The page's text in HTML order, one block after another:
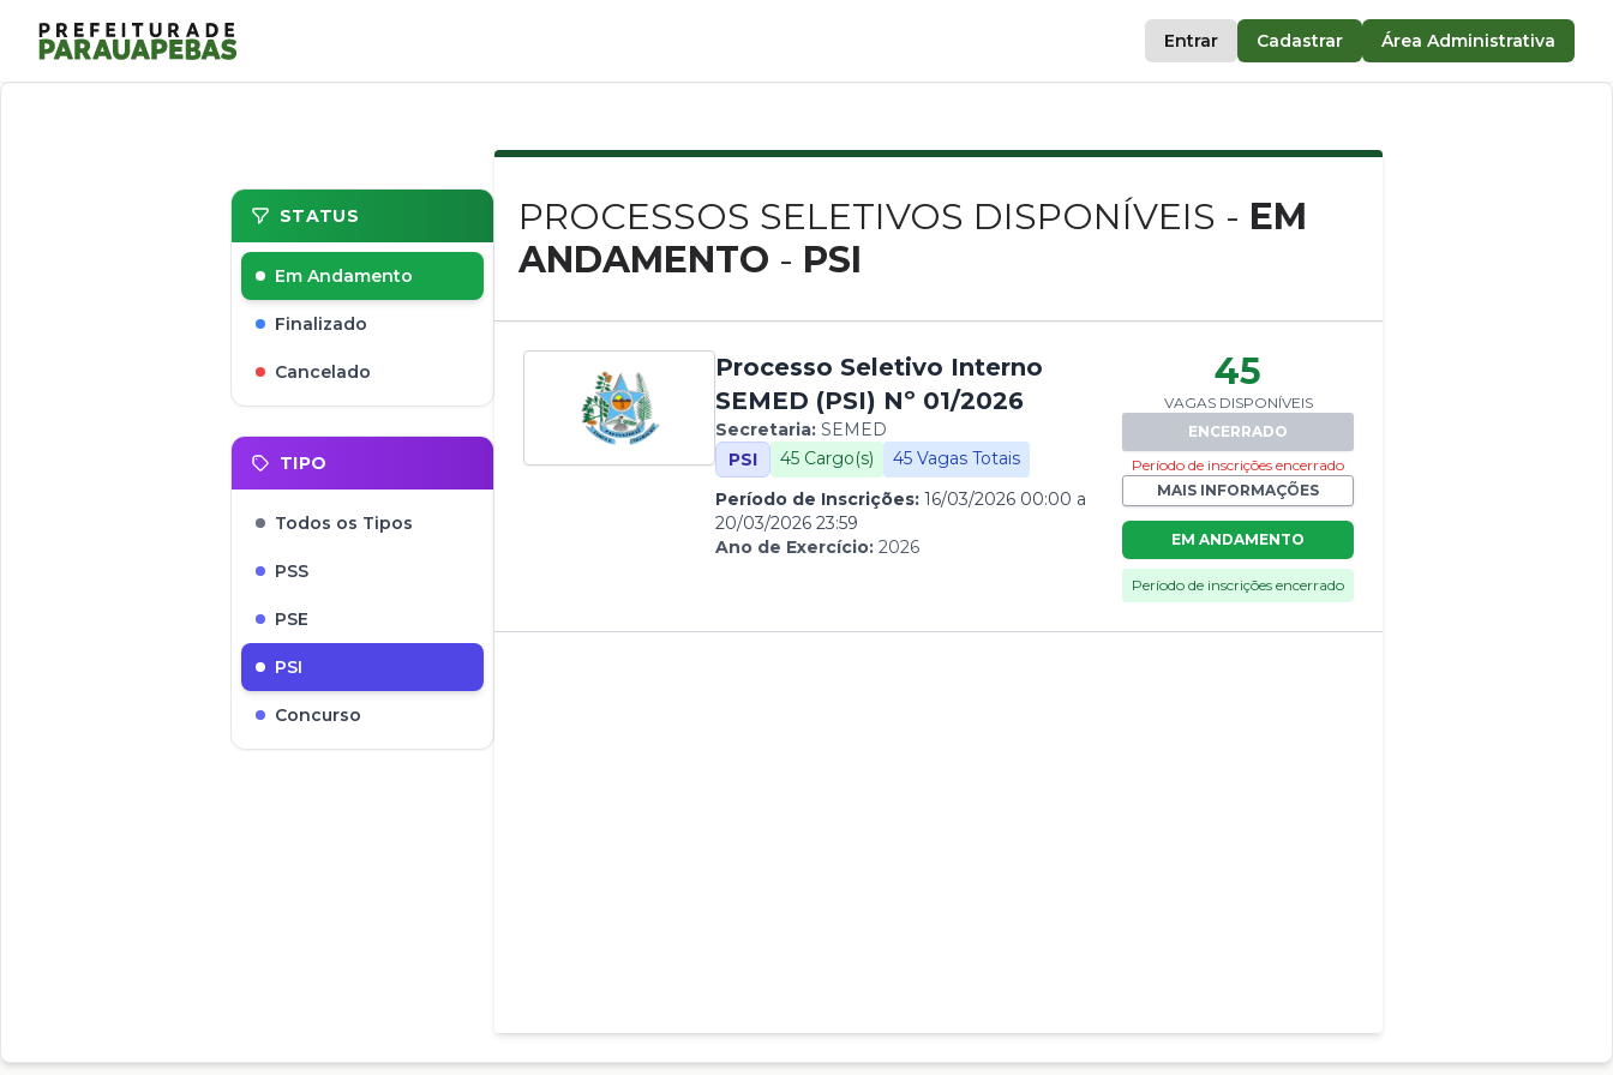
Entrar Cadastrar Área Administrativa
STATUS
Em Andamento
Finalizado
Cancelado
TIPO
Todos os Tipos
PSS
PSE
PSI
Concurso
PROCESSOS SELETIVOS DISPONÍVEIS - EM
ANDAMENTO - PSI
Processo Seletivo Interno
SEMED (PSI) Nº 01/2026
Secretaria: SEMED
PSI
45 Cargo(s)
45 Vagas Totais
Período de Inscrições: 16/03/2026 00:00 a
20/03/2026 23:59
Ano de Exercício: 2026
45
VAGAS DISPONÍVEIS
ENCERRADO
Período de inscrições encerrado
MAIS INFORMAÇÕES
EM ANDAMENTO
Período de inscrições encerrado